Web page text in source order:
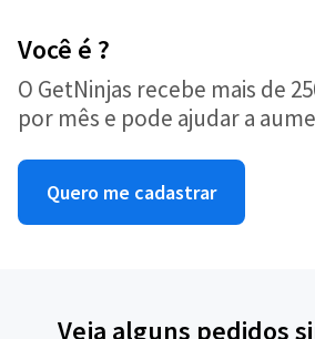
Você é ?
O GetNinjas recebe mais de
por mês e pode ajudar a
Quero me cadastrar
Veja alguns pedidos